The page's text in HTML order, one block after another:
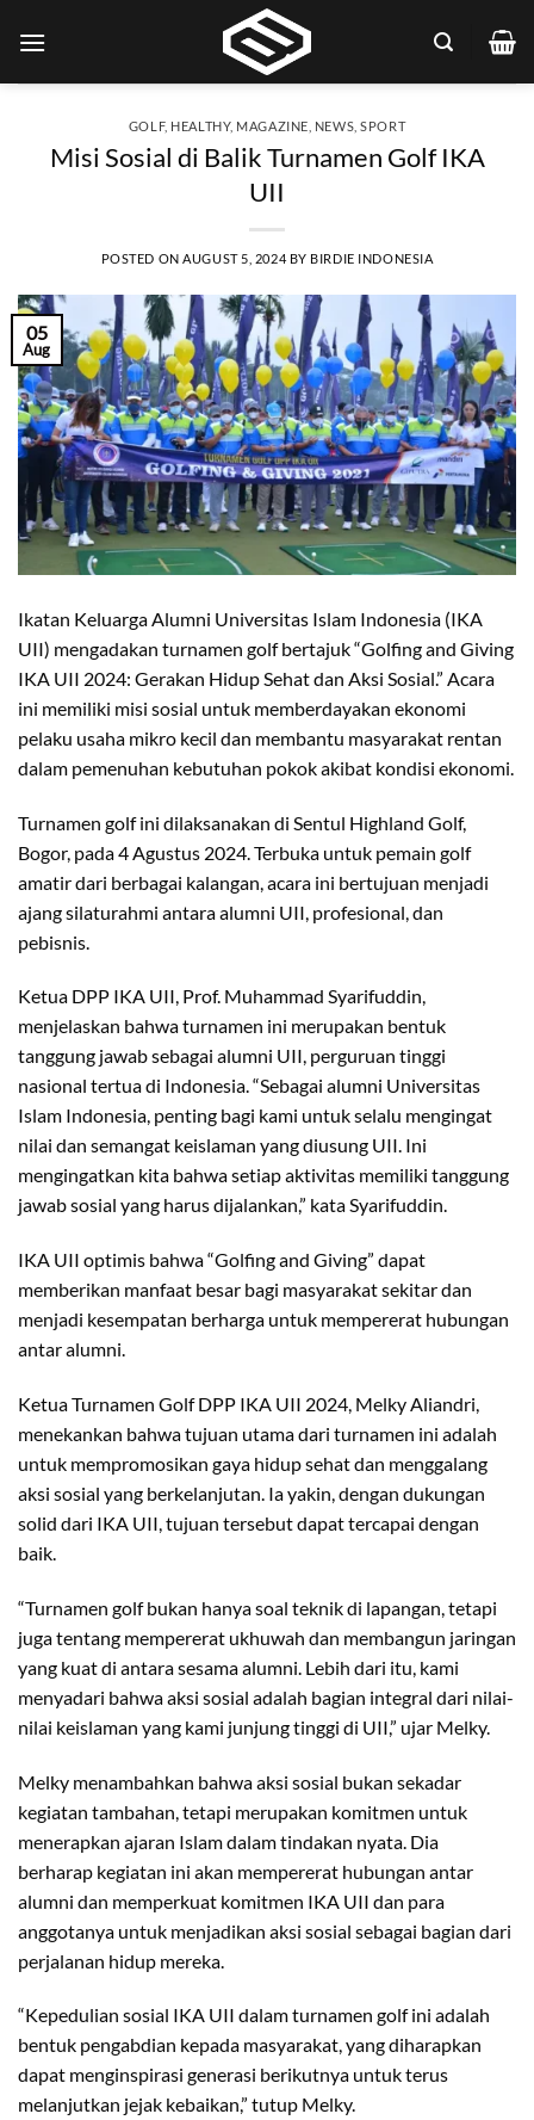
GOLF, HEALTHY, MAGAZINE NEWS ,SPORT
Misi Sosial di Balik Turnamen Golf IKA
UII
POSTED ON AUGUST 5, 2024 BY BIRDIE INDONESIA
05
Aug
Ikatan Keluarga Alumni Universitas Islam Indonesia (IKA
UII) mengadakan turnamen golf bertajuk “Golfing and Giving
IKA UII 2024: Gerakan Hidup Sehat dan Aksi Sosial.” Acara
ini memiliki misi sosial untuk memberdayakan ekonomi
pelaku usaha mikro kecil dan membantu masyarakat rentan
dalam pemenuhan kebutuhan pokok akibat kondisi ekonomi.
Turnamen golf ini dilaksanakan di Sentul Highland Golf,
Bogor, pada 4 Agustus 2024. Terbuka untuk pemain golf
amatir dari berbagai kalangan, acara ini bertujuan menjadi
ajang silaturahmi antara alumni UII, profesional, dan
pebisnis.
Ketua DPP IKA UII, Prof. Muhammad Syarifuddin,
menjelaskan bahwa turnamen ini merupakan bentuk
tanggung jawab sebagai alumni UII, perguruan tinggi
nasional tertua di Indonesia. “Sebagai alumni Universitas
Islam Indonesia, penting bagi kami untuk selalu mengingat
nilai dan semangat keislaman yang diusung UII. Ini
mengingatkan kita bahwa setiap aktivitas memiliki tanggung
jawab sosial yang harus dijalankan,” kata Syarifuddin.
IKA UII optimis bahwa “Golfing and Giving” dapat
memberikan manfaat besar bagi masyarakat sekitar dan
menjadi kesempatan berharga untuk mempererat hubungan
antar alumni.
Ketua Turnamen Golf DPP IKA UII 2024, Melky Aliandri,
menekankan bahwa tujuan utama dari turnamen ini adalah
untuk mempromosikan gaya hidup sehat dan menggalang
aksi sosial yang berkelanjutan. Ia yakin, dengan dukungan
solid dari IKA UII, tujuan tersebut dapat tercapai dengan
baik.
“Turnamen golf bukan hanya soal teknik di lapangan, tetapi
juga tentang mempererat ukhuwah dan membangun jaringan
yang kuat di antara sesama alumni. Lebih dari itu, kami
menyadari bahwa aksi sosial adalah bagian integral dari nilai-
nilai keislaman yang kami junjung tinggi di UII,” ujar Melky.
Melky menambahkan bahwa aksi sosial bukan sekadar
kegiatan tambahan, tetapi merupakan komitmen untuk
menerapkan ajaran Islam dalam tindakan nyata. Dia
berharap kegiatan ini akan mempererat hubungan antar
alumni dan memperkuat komitmen IKA UII dan para
anggotanya untuk menjadikan aksi sosial sebagai bagian dari
perjalanan hidup mereka.
“Kepedulian sosial IKA UII dalam turnamen golf ini adalah
bentuk pengabdian kepada masyarakat, yang diharapkan
dapat menginspirasi generasi berikutnya untuk terus
melanjutkan jejak kebaikan,” tutup Melky.